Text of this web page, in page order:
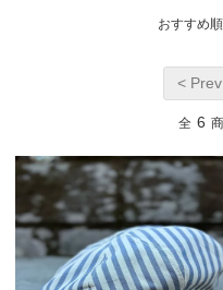
おすすめ順
< Prev
全 6